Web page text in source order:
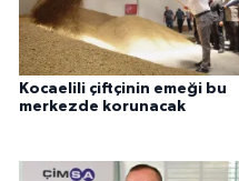
Kocaelili çiftçinin emeği bu
merkezde korunacak